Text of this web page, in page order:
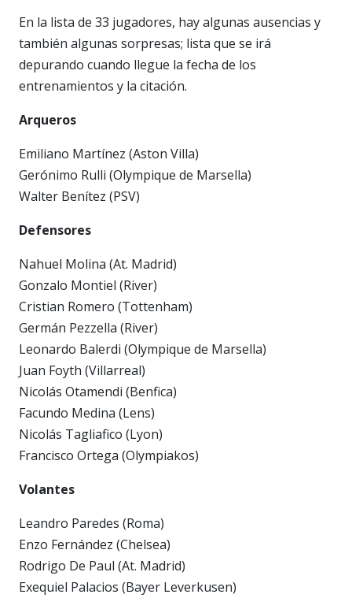
En la lista de 33 jugadores, hay algunas ausencias y
también algunas sorpresas; lista que se irá
depurando cuando llegue la fecha de los
entrenamientos y la citación.
Arqueros
Emiliano Martínez (Aston Villa)
Gerónimo Rulli (Olympique de Marsella)
Walter Benítez (PSV)
Defensores
Nahuel Molina (At. Madrid)
Gonzalo Montiel (River)
Cristian Romero (Tottenham)
Germán Pezzella (River)
Leonardo Balerdi (Olympique de Marsella)
Juan Foyth (Villarreal)
Nicolás Otamendi (Benfica)
Facundo Medina (Lens)
Nicolás Tagliafico (Lyon)
Francisco Ortega (Olympiakos)
Volantes
Leandro Paredes (Roma)
Enzo Fernández (Chelsea)
Rodrigo De Paul (At. Madrid)
Exequiel Palacios (Bayer Leverkusen)